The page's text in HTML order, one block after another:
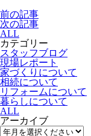
前の記事
次の記事
ALL
カテゴリー
スタッフブログ
現場レポート
家づくりについて
相続について
リフォームについて
暮らしについて
ALL
アーカイブ